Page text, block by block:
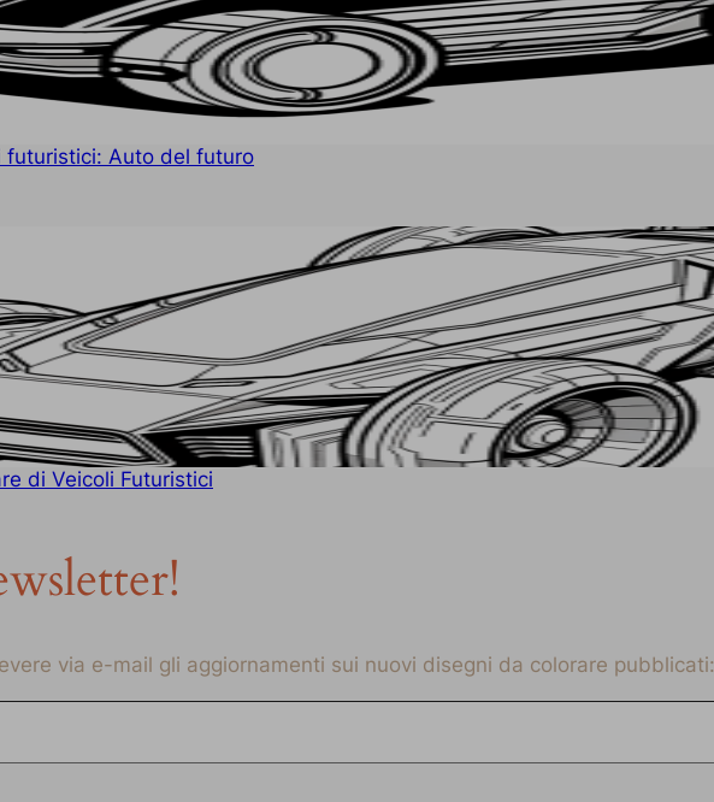
futuristici: Auto del futuro
di Veicoli Futuristici
via e-mail gli aggiornamenti sui nuovi disegni da colorare pubblicati: